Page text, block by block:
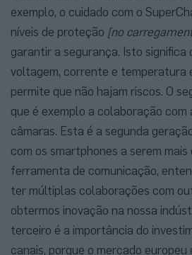
exemplo, o cuidado com o
níveis de proteção [no
garantir a segurança. Isto significa
voltagem, corrente e temperatura
permite que não hajam riscos. O
que é exemplo a colaboração com
câmaras. Esta é a segunda
com os smartphones a serem mais
ferramenta de comunicação,
ter múltiplas colaborações com
obtermos inovação na nossa
terceiro é a importância do
canais, porque o mercado europeu